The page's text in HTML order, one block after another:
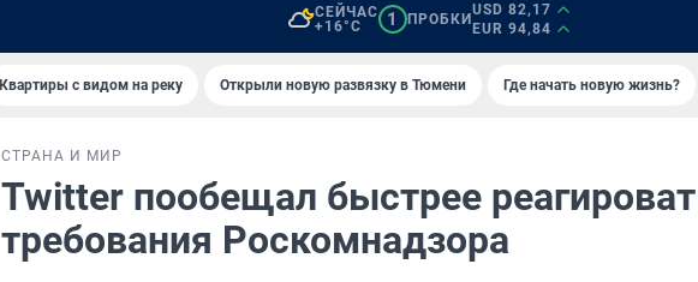
СЕЙЧАС
+16°C
1 ПРОБКИ
USD 82,17
EUR 94,84
Квартиры с видом на реку Открыли новую развязку в Тюмени Где начать новую жизнь?
СТРАНА И МИР
Twitter пообещал быстрее
требования Роскомнадзора